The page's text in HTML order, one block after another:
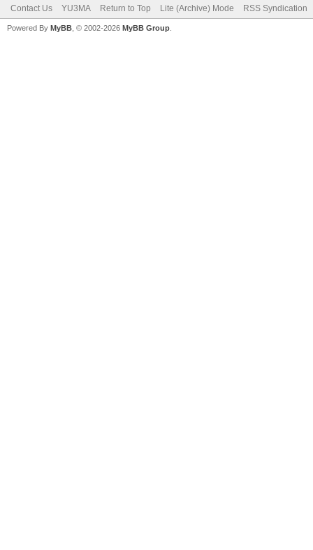
Contact Us YU3MA Return to Top Lite (Archive) Mode RSS Syndication
Powered By MyBB , © 2002-2026 MyBB Group